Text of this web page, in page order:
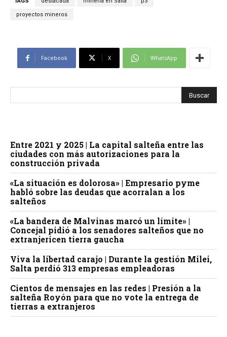
proyectos mineros
Facebook X WhatsApp
Entre 2021 y 2025 | La capital salteña entre las
ciudades con más autorizaciones para la
construcción privada
«La situación es dolorosa» | Empresario pyme
habló sobre las deudas que acorralan a los
salteños
«La bandera de Malvinas marcó un límite» |
Concejal pidió a los senadores salteños que no
extranjericen tierra gaucha
Viva la libertad carajo | Durante la gestión Milei,
Salta perdió 313 empresas empleadoras
Cientos de mensajes en las redes | Presión a la
salteña Royón para que no vote la entrega de
tierras a extranjeros